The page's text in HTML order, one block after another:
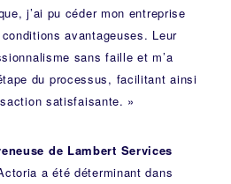
j’ai pu céder mon entreprise
avantageuses. Leur
sans faille et m’a
du processus, facilitant ainsi
satisfaisante. »
de Lambert Services
a été déterminant dans